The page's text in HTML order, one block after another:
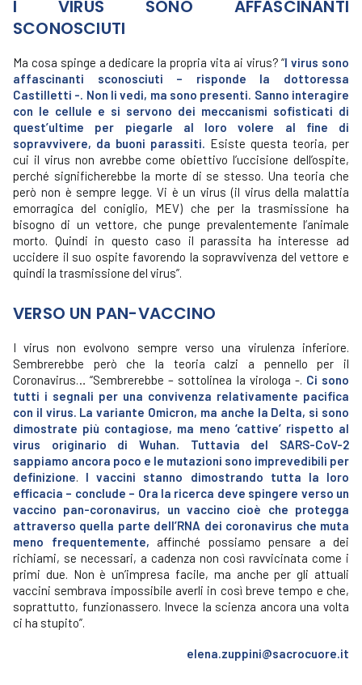
I VIRUS SONO AFFASCINANTI
SCONOSCIUTI
Ma cosa spinge a dedicare la propria vita ai virus? “I virus sono
affascinanti sconosciuti – risponde la dottoressa
Castilletti -. Non li vedi, ma sono presenti. Sanno interagire
con le cellule e si servono dei meccanismi sofisticati di
quest’ultime per piegarle al loro volere al fine di
sopravvivere, da buoni parassiti. Esiste questa teoria, per
cui il virus non avrebbe come obiettivo l’uccisione dell’ospite,
perché significherebbe la morte di se stesso. Una teoria che
però non è sempre legge. Vi è un virus (il virus della malattia
emorragica del coniglio, MEV) che per la trasmissione ha
bisogno di un vettore, che punge prevalentemente l’animale
morto. Quindi in questo caso il parassita ha interesse ad
uccidere il suo ospite favorendo la sopravvivenza del vettore e
quindi la trasmissione del virus”.
VERSO UN PAN-VACCINO
I virus non evolvono sempre verso una virulenza inferiore.
Sembrerebbe però che la teoria calzi a pennello per il
Coronavirus… “Sembrerebbe – sottolinea la virologa -. Ci sono
tutti i segnali per una convivenza relativamente pacifica
con il virus. La variante Omicron, ma anche la Delta, si sono
dimostrate più contagiose, ma meno ‘cattive’ rispetto al
virus originario di Wuhan. Tuttavia del SARS-CoV-2
sappiamo ancora poco e le mutazioni sono imprevedibili per
definizione. I vaccini stanno dimostrando tutta la loro
efficacia – conclude – Ora la ricerca deve spingere verso un
vaccino pan-coronavirus, un vaccino cioè che protegga
attraverso quella parte dell’RNA dei coronavirus che muta
meno frequentemente, affinché possiamo pensare a dei
richiami, se necessari, a cadenza non così ravvicinata come i
primi due. Non è un’impresa facile, ma anche per gli attuali
vaccini sembrava impossibile averli in così breve tempo e che,
soprattutto, funzionassero. Invece la scienza ancora una volta
ci ha stupito”.
elena.zuppini@sacrocuore.it